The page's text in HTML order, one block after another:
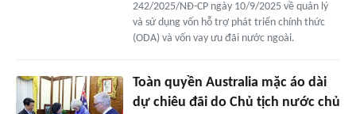
242/2025/NĐ-CP ngày 10/9/2025 về quản lý
và sử dụng vốn hỗ trợ phát triển chính thức
(ODA) và vốn vay ưu đãi nước ngoài.
Toàn quyền Australia mặc áo dài
dự chiêu đãi do Chủ tịch nước chủ